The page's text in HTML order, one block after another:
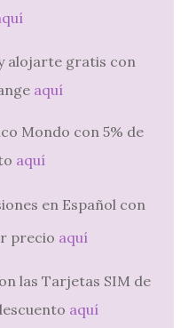
alojarte gratis con
aquí
Mondo con 5% de
aquí
en Español con
precio aquí
las Tarjetas SIM de
aquí